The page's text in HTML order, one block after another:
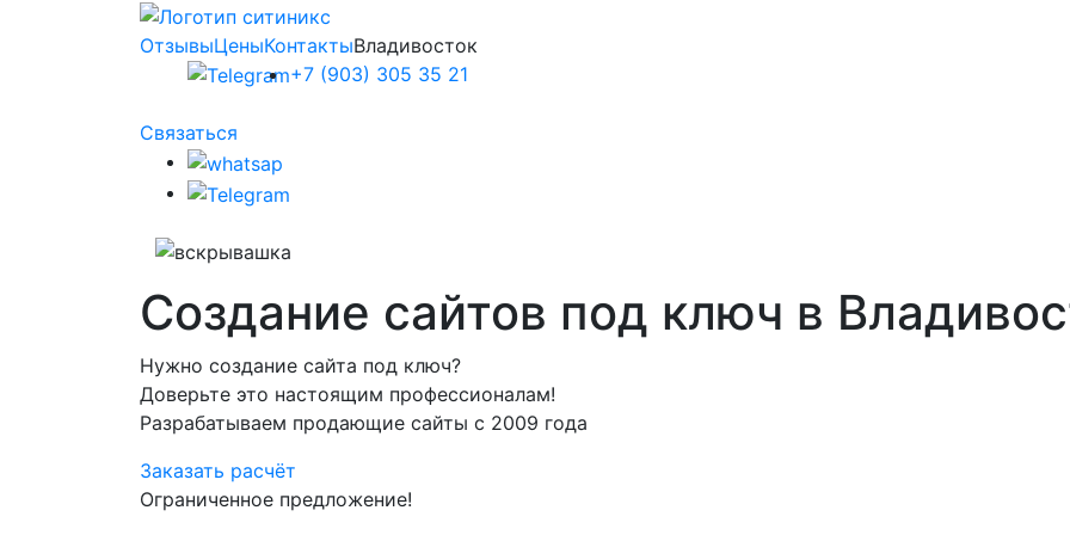
ОтзывыЦеныКонтактыВладивосток
+7 (903) 305 35 21
Связаться
Создание сайтов под ключ в
Нужно создание сайта под ключ?
Доверьте это настоящим профессионалам!
Разрабатываем продающие сайты с 2009 года
Заказать расчёт
Ограниченное предложение!